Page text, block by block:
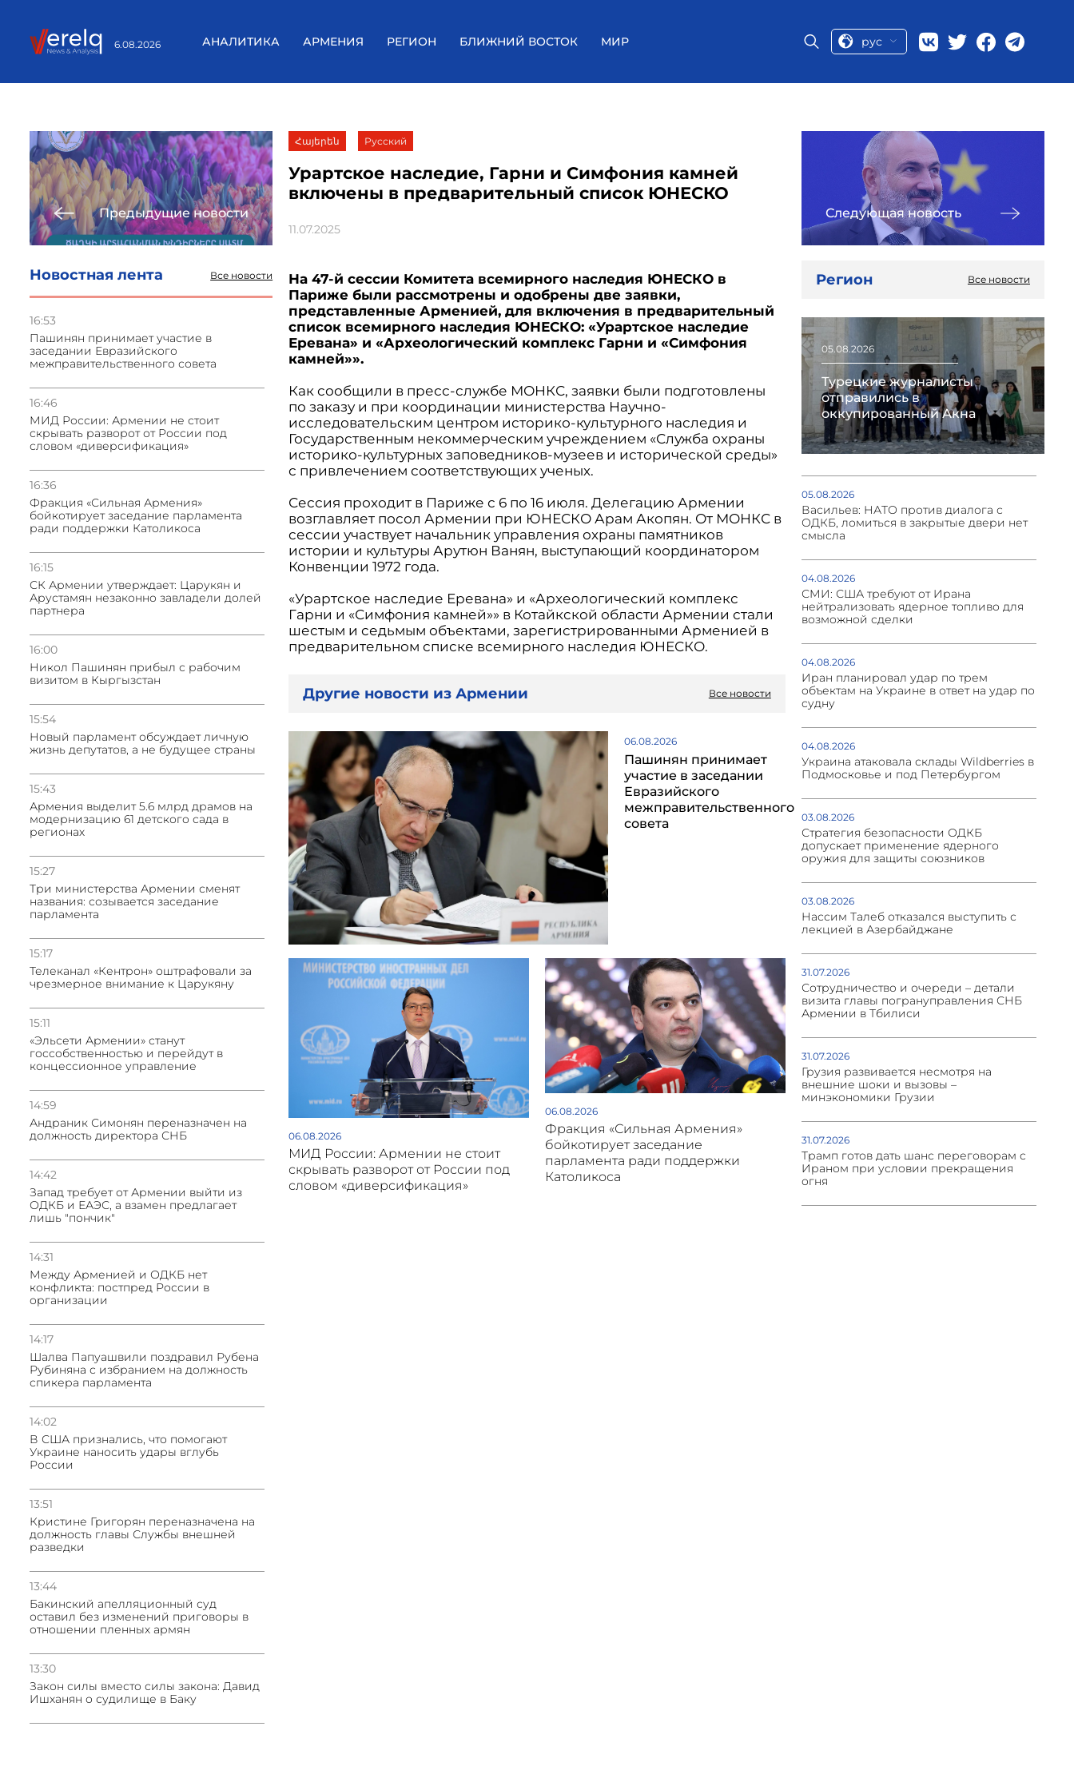
6.08.2026 АНАЛИТИКА АРМЕНИЯ РЕГИОН БЛИЖНИЙ ВОСТОК МИР рус
Предыдущие новости
Новостная лента Все новости
16:53
Пашинян принимает участие в
заседании Евразийского
межправительственного совета
16:46
МИД России: Армении не стоит
скрывать разворот от России под
словом «диверсификация»
16:36
Фракция «Сильная Армения»
бойкотирует заседание парламента
ради поддержки Католикоса
16:15
СК Армении утверждает: Царукян и
Арустамян незаконно завладели долей
партнера
16:00
Никол Пашинян прибыл с рабочим
визитом в Кыргызстан
15:54
Новый парламент обсуждает личную
жизнь депутатов, а не будущее страны
15:43
Армения выделит 5.6 млрд драмов на
модернизацию 61 детского сада в
регионах
15:27
Три министерства Армении сменят
названия: созывается заседание
парламента
15:17
Телеканал «Кентрон» оштрафовали за
чрезмерное внимание к Царукяну
15:11
«Эльсети Армении» станут
госсобственностью и перейдут в
концессионное управление
14:59
Андраник Симонян переназначен на
должность директора СНБ
14:42
Запад требует от Армении выйти из
ОДКБ и ЕАЭС, а взамен предлагает
лишь "пончик"
14:31
Между Арменией и ОДКБ нет
конфликта: постпред России в
организации
14:17
Шалва Папуашвили поздравил Рубена
Рубиняна с избранием на должность
спикера парламента
14:02
В США признались, что помогают
Украине наносить удары вглубь
России
13:51
Кристине Григорян переназначена на
должность главы Службы внешней
разведки
13:44
Бакинский апелляционный суд
оставил без изменений приговоры в
отношении пленных армян
13:30
Закон силы вместо силы закона: Давид
Ишханян о судилище в Баку
Հայերեն Русский
Урартское наследие, Гарни и Симфония камней
включены в предварительный список ЮНЕСКО
11.07.2025
На 47-й сессии Комитета всемирного наследия ЮНЕСКО в
Париже были рассмотрены и одобрены две заявки,
представленные Арменией, для включения в предварительный
список всемирного наследия ЮНЕСКО: «Урартское наследие
Еревана» и «Археологический комплекс Гарни и «Симфония
камней»».
Как сообщили в пресс-службе МОНКС, заявки были подготовлены
по заказу и при координации министерства Научно-
исследовательским центром историко-культурного наследия и
Государственным некоммерческим учреждением «Служба охраны
историко-культурных заповедников-музеев и исторической среды»
с привлечением соответствующих ученых.
Сессия проходит в Париже с 6 по 16 июля. Делегацию Армении
возглавляет посол Армении при ЮНЕСКО Арам Акопян. От МОНКС в
сессии участвует начальник управления охраны памятников
истории и культуры Арутюн Ванян, выступающий координатором
Конвенции 1972 года.
«Урартское наследие Еревана» и «Археологический комплекс
Гарни и «Симфония камней»» в Котайкской области Армении стали
шестым и седьмым объектами, зарегистрированными Арменией в
предварительном списке всемирного наследия ЮНЕСКО.
Другие новости из Армении Все новости
06.08.2026
Пашинян принимает
участие в заседании
Евразийского
межправительственного
совета
06.08.2026
МИД России: Армении не стоит
скрывать разворот от России под
словом «диверсификация»
06.08.2026
Фракция «Сильная Армения»
бойкотирует заседание
парламента ради поддержки
Католикоса
Следующая новость
Регион Все новости
05.08.2026
Турецкие журналисты
отправились в
оккупированный Акна
05.08.2026
Васильев: НАТО против диалога с
ОДКБ, ломиться в закрытые двери нет
смысла
04.08.2026
СМИ: США требуют от Ирана
нейтрализовать ядерное топливо для
возможной сделки
04.08.2026
Иран планировал удар по трем
объектам на Украине в ответ на удар по
судну
04.08.2026
Украина атаковала склады Wildberries в
Подмосковье и под Петербургом
03.08.2026
Стратегия безопасности ОДКБ
допускает применение ядерного
оружия для защиты союзников
03.08.2026
Нассим Талеб отказался выступить с
лекцией в Азербайджане
31.07.2026
Сотрудничество и очереди – детали
визита главы погрануправления СНБ
Армении в Тбилиси
31.07.2026
Грузия развивается несмотря на
внешние шоки и вызовы –
минэкономики Грузии
31.07.2026
Трамп готов дать шанс переговорам с
Ираном при условии прекращения
огня